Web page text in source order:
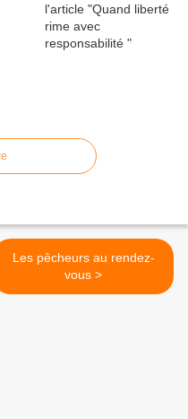
Les pêcheurs au rendez-
vous >